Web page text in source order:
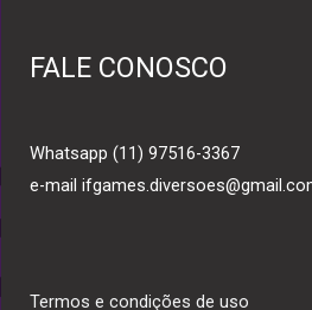
FALE CONOSCO
Whatsapp (11) 97516-3367
e-mail
Termos e condições de uso